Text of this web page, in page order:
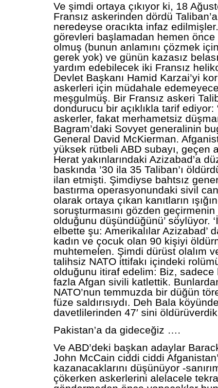
Ve şimdi ortaya çıkıyor ki, 18
Fransız askerinden dördü
neredeyse oracıkta infaz
görevleri başlamadan hemen
olmuş (bunun anlamını çözmek
gerek yok) ve günün kazasız
yardım edebilecek iki Fransız
Devlet Başkanı Hamid Karzai’yi
askerleri için müdahale
meşgulmüş. Bir Fransız askeri
dondurucu bir açıklıkla tarif ediyor:
askerler, fakat merhametsiz
Bagram’daki Sovyet generalinin
General David McKierman.
yüksek rütbeli ABD subayı, geçen
Herat yakınlarındaki Azizabad’a
baskında ’30 ila 35 Taliban’ı
ilan etmişti. Şimdiyse bahtsız
bastırma operasyonundaki sivil
olarak ortaya çıkan kanıtların
soruşturmasını gözden geçirmenin
olduğunu düşündüğünü’ söylüyor.
elbette şu: Amerikalılar Azizabad’
kadın ve çocuk olan 90 kişiyi
muhtemelen. Şimdi dürüst olalım
talihsiz NATO ittifakı içindeki
olduğunu itiraf edelim: Biz, sadece
fazla Afgan sivili katlettik.
NATO’nun temmuzda bir düğün
füze saldırısıydı. Deh Bala
davetlilerinden 47′ sini
Pakistan’a da gideceğiz ….
Ve ABD’deki başkan adaylar
John McCain ciddi ciddi
kazanacaklarını düşünüyor -
çökerken askerlerini alelacele